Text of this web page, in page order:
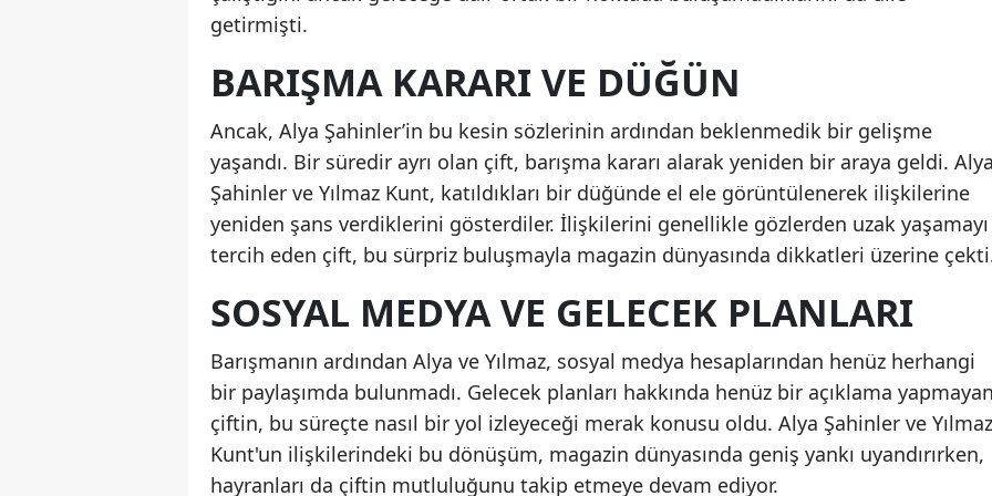
getirmişti.
BARIŞMA KARARI VE DÜĞÜN
Ancak, Alya Şahinler’in bu kesin sözlerinin ardından beklenmedik bir gelişme
yaşandı. Bir süredir ayrı olan çift, barışma kararı alarak yeniden bir araya geldi. Alya
Şahinler ve Yılmaz Kunt, katıldıkları bir düğünde el ele görüntülenerek ilişkilerine
yeniden şans verdiklerini gösterdiler. İlişkilerini genellikle gözlerden uzak yaşamayı
tercih eden çift, bu sürpriz buluşmayla magazin dünyasında dikkatleri üzerine
SOSYAL MEDYA VE GELECEK PLANLARI
Barışmanın ardından Alya ve Yılmaz, sosyal medya hesaplarından henüz herhangi
bir paylaşımda bulunmadı. Gelecek planları hakkında henüz bir açıklama yapmayan
çiftin, bu süreçte nasıl bir yol izleyeceği merak konusu oldu. Alya Şahinler ve Yılmaz
Kunt'un ilişkilerindeki bu dönüşüm, magazin dünyasında geniş yankı uyandırırken,
hayranları da çiftin mutluluğunu takip etmeye devam ediyor.